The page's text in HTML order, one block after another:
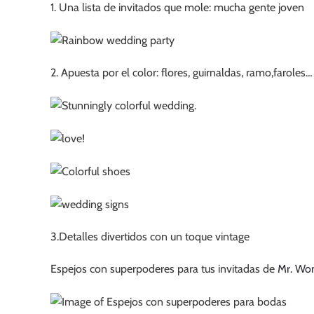
1. Una lista de invitados que mole: mucha gente joven
2. Apuesta por el color: flores, guirnaldas, ramo,faroles…
3.Detalles divertidos con un toque vintage
Espejos con superpoderes para tus invitadas de Mr.